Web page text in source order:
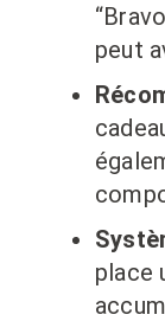
peut
place